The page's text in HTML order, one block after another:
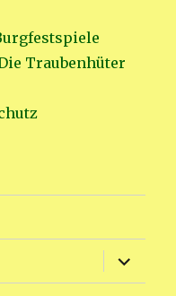
Traubenhüter